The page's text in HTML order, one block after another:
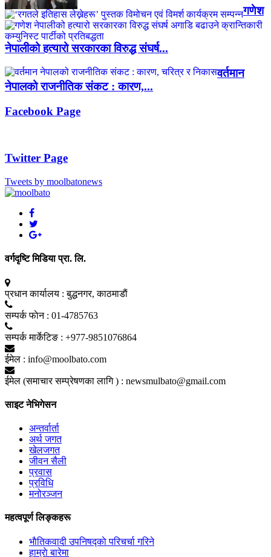
गणेश
नेपालीको हत्यारो सरकारका विरुद्ध संघर्ष...
वर्तमान
नेपालको राजनीतिक संकट : कारण,...
Facebook Page
Twitter Page
Tweets by moolbatonews
वर्गदृष्टि मिडिया प्रा. लि.
प्रधान कार्यालय : बुद्धनगर, काठमाडाैं
सम्पर्क फाेन : 01-4785763
सम्पर्क मार्केटिङ : +977-9851076864
ईमेल : info@moolbato.com
ईमेल (समाचार सम्प्रेषणका लागि ) : newsmulbato@gmail.com
साइट नेभिगेसन
अन्तर्वार्ता
अर्थ जगत
खेलजगत
जीवन सैली
प्रवास
प्रविधि
मनोरञ्जन
महत्वपूर्ण लिङ्कहरू
भाैतिकवादी उपनिषद्काे परिचर्चा गरिने
हाम्राे बारेमा